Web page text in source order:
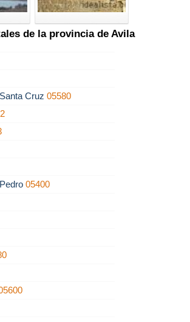
de la provincia de Avila
Cruz 05580
05400